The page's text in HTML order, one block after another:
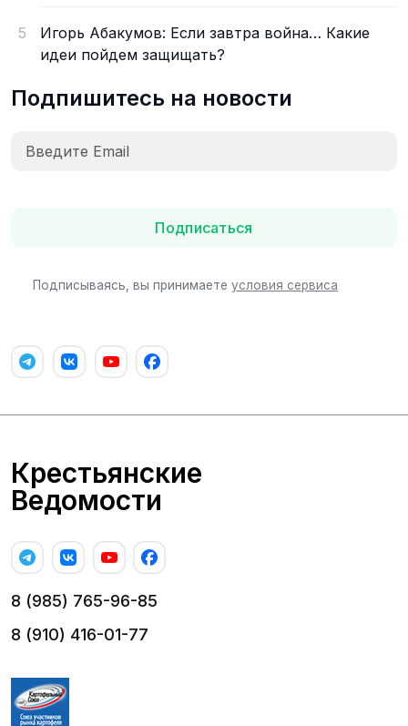
5
Игорь Абакумов: Если завтра война… Какие
идеи пойдем защищать?
Подпишитесь на новости
Подписаться
Подписываясь, вы принимаете условия сервиса
Крестьянские
Ведомости
8 (985) 765-96-85
8 (910) 416-01-77